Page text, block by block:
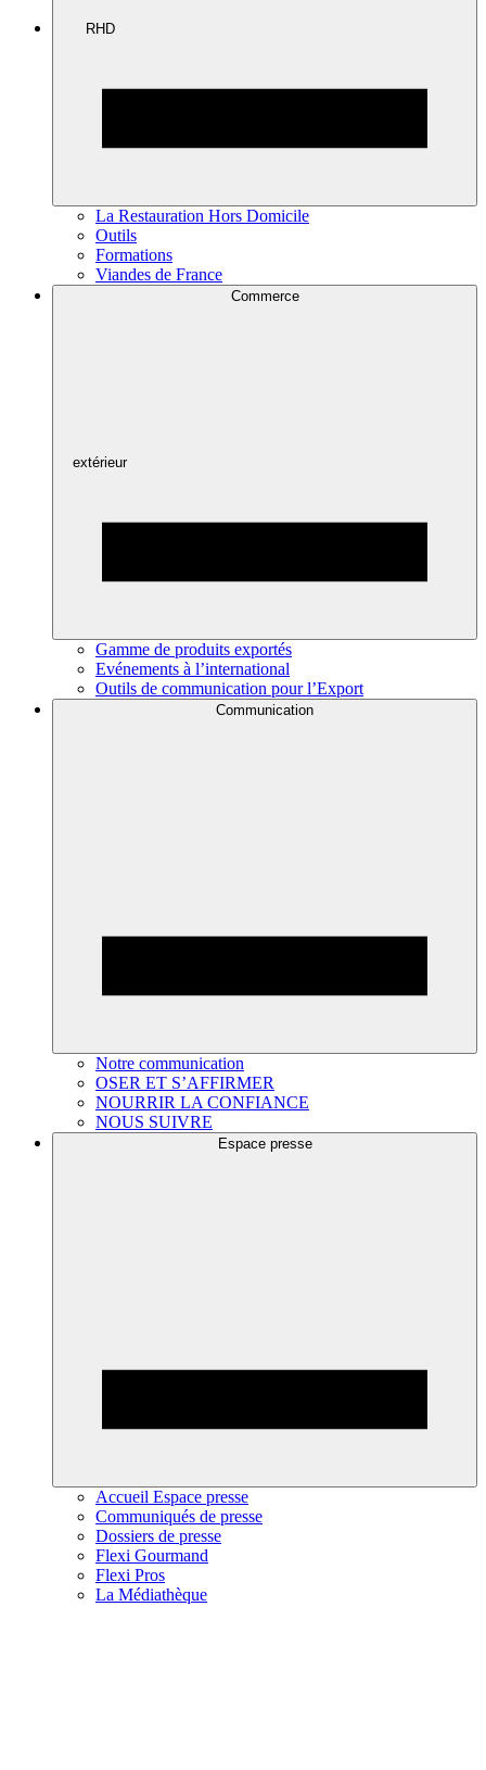
RHD
La Restauration Hors Domicile
Outils
Formations
Viandes de France
Commerce
extérieur
Gamme de produits exportés
Evénements à l’international
Outils de communication pour l’Export
Communication
Notre communication
OSER ET S’AFFIRMER
NOURRIR LA CONFIANCE
NOUS SUIVRE
Espace presse
Accueil Espace presse
Communiqués de presse
Dossiers de presse
Flexi Gourmand
Flexi Pros
La Médiathèque